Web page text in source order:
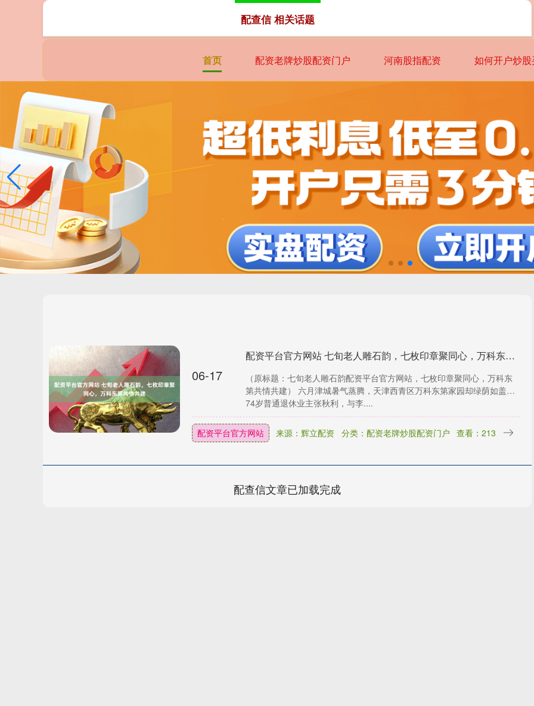
首页 配资老牌炒股配资门户 河南股指配资 如何开户炒
配查信 相关话题
06-17
配资平台官方网站 七旬老人雕石韵，七枚印章聚同心，万科东第共情共建
（原标题：七旬老人雕石韵配资平台官方网站，七枚印章聚同心，万科东
第共情共建） 六月津城暑气蒸腾，天津西青区万科东第家园却绿荫如盖。
74岁普通退休业主张秋利，与李....
配资平台官方网站 来源：辉立配资 分类：配资老牌炒股配资门户 查看：213
配查信文章已加载完成